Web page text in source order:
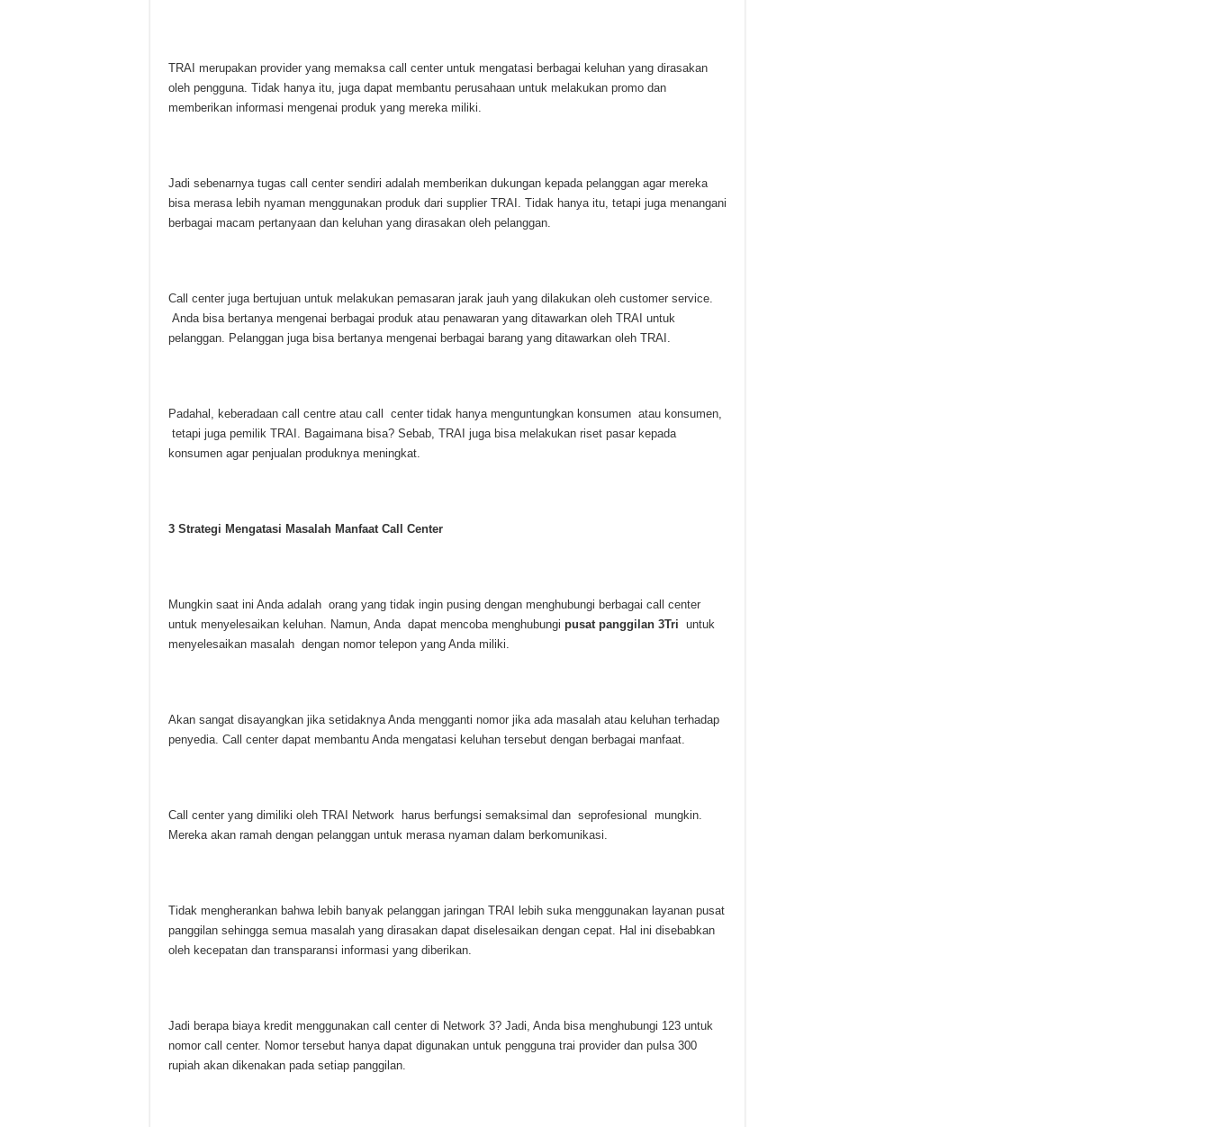
TRAI merupakan provider yang memaksa call center untuk mengatasi berbagai keluhan yang dirasakan
oleh pengguna. Tidak hanya itu, juga dapat membantu perusahaan untuk melakukan promo dan
memberikan informasi mengenai produk yang mereka miliki.
Jadi sebenarnya tugas call center sendiri adalah memberikan dukungan kepada pelanggan agar mereka
bisa merasa lebih nyaman menggunakan produk dari supplier TRAI. Tidak hanya itu, tetapi juga menangani
berbagai macam pertanyaan dan keluhan yang dirasakan oleh pelanggan.
Call center juga bertujuan untuk melakukan pemasaran jarak jauh yang dilakukan oleh customer service.
Anda bisa bertanya mengenai berbagai produk atau penawaran yang ditawarkan oleh TRAI untuk
pelanggan. Pelanggan juga bisa bertanya mengenai berbagai barang yang ditawarkan oleh TRAI.
Padahal, keberadaan call centre atau call center tidak hanya menguntungkan konsumen atau konsumen,
tetapi juga pemilik TRAI. Bagaimana bisa? Sebab, TRAI juga bisa melakukan riset pasar kepada
konsumen agar penjualan produknya meningkat.
3 Strategi Mengatasi Masalah Manfaat Call Center
Mungkin saat ini Anda adalah orang yang tidak ingin pusing dengan menghubungi berbagai call center
untuk menyelesaikan keluhan. Namun, Anda dapat mencoba menghubungi pusat panggilan 3Tri untuk
menyelesaikan masalah dengan nomor telepon yang Anda miliki.
Akan sangat disayangkan jika setidaknya Anda mengganti nomor jika ada masalah atau keluhan terhadap
penyedia. Call center dapat membantu Anda mengatasi keluhan tersebut dengan berbagai manfaat.
Call center yang dimiliki oleh TRAI Network harus berfungsi semaksimal dan seprofesional mungkin.
Mereka akan ramah dengan pelanggan untuk merasa nyaman dalam berkomunikasi.
Tidak mengherankan bahwa lebih banyak pelanggan jaringan TRAI lebih suka menggunakan layanan pusat
panggilan sehingga semua masalah yang dirasakan dapat diselesaikan dengan cepat. Hal ini disebabkan
oleh kecepatan dan transparansi informasi yang diberikan.
Jadi berapa biaya kredit menggunakan call center di Network 3? Jadi, Anda bisa menghubungi 123 untuk
nomor call center. Nomor tersebut hanya dapat digunakan untuk pengguna trai provider dan pulsa 300
rupiah akan dikenakan pada setiap panggilan.